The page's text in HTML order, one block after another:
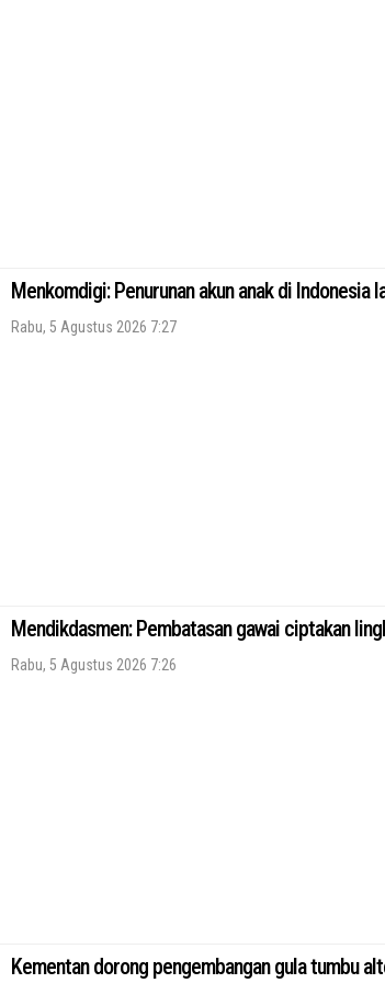
Menkomdigi: Penurunan akun anak di Indonesia
Rabu, 5 Agustus 2026 7:27
Mendikdasmen: Pembatasan gawai ciptakan
Rabu, 5 Agustus 2026 7:26
Kementan dorong pengembangan gula tumbu